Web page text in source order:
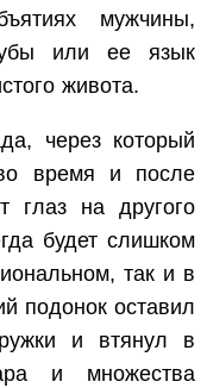
мужчины,
или ее язык
живота.
через который
время и после
глаз на другого
будет слишком
так и в
подонок оставил
и втянул в
и множества